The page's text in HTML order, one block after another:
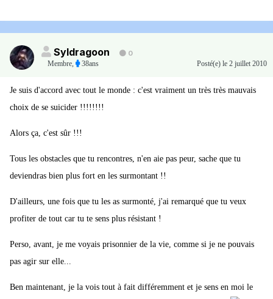
Syldragoon
0
Membre, 38ans Posté(e) le 2 juillet 2010
Je suis d'accord avec tout le monde : c'est vraiment un très très mauvais
choix de se suicider !!!!!!!!
Alors ça, c'est sûr !!!
Tous les obstacles que tu rencontres, n'en aie pas peur, sache que tu
deviendras bien plus fort en les surmontant !!
D'ailleurs, une fois que tu les as surmonté, j'ai remarqué que tu veux
profiter de tout car tu te sens plus résistant !
Perso, avant, je me voyais prisonnier de la vie, comme si je ne pouvais
pas agir sur elle...
Ben maintenant, je la vois tout à fait différemment et je sens en moi le